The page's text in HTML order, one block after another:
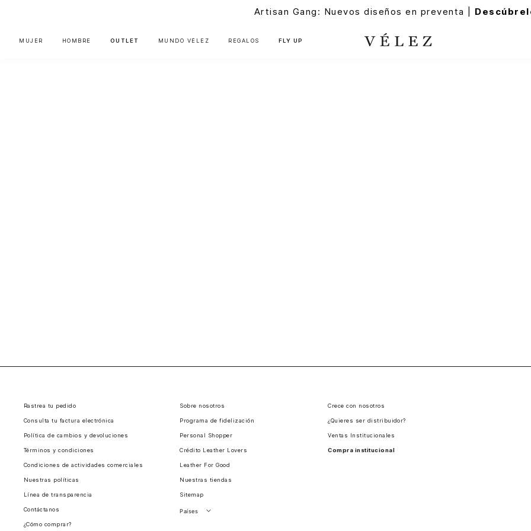
Artisan Gang: Nuevos diseños en preventa |
MUJER HOMBRE OUTLET MUNDO VÉLEZ REGALOS FLY UP
Rastrea tu pedido
Consulta tu factura electrónica
Política de cambios y devoluciones
Términos y condiciones
Condiciones de actividades comerciales
Nuestras políticas
Línea de transparencia
Contáctanos
¿Cómo comprar?
Sobre nosotros
Programa de fidelización
Personal Shopper
Crédito Leather Lovers
Leather For Good
Nuestras tiendas
Sitemap
Países
Crece con nosotros
¿Quieres ser distribuidor?
Ventas Institucionales
Compra institucional